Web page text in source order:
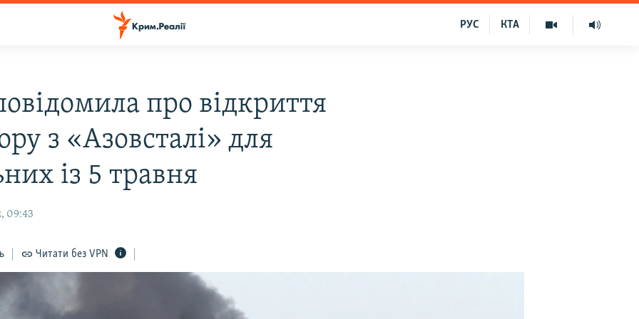
КТА
РУС
про відкриття
з «Азовсталі» для
із 5 травня
09:43
Читати без VPN